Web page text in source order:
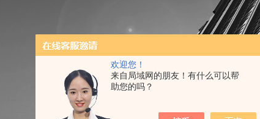
欢迎您！
来自局域网的朋友！有什么可以帮
助您的吗？